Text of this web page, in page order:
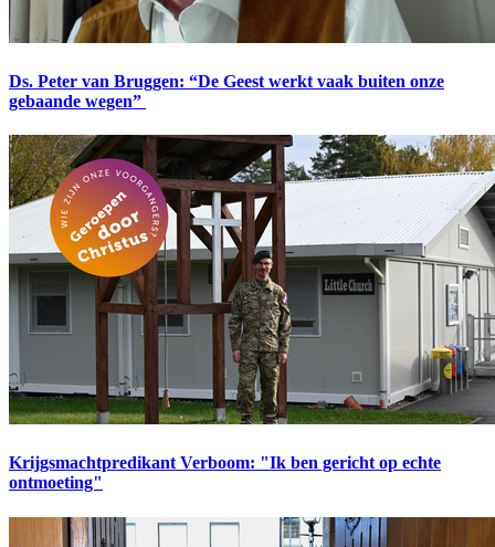
Ds. Peter van Bruggen: “De Geest werkt vaak buiten onze
gebaande wegen”
Krijgsmachtpredikant Verboom: "Ik ben gericht op echte
ontmoeting"